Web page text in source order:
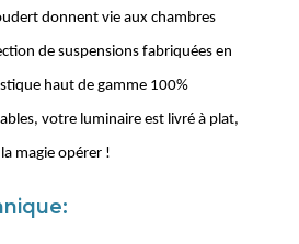
donnent vie aux chambres
de suspensions fabriquées en
haut de gamme 100%
votre luminaire est livré à plat,
magie opérer !